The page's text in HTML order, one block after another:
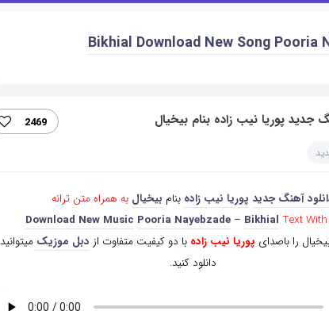
Bikhial Download New Song Pooria
جدید پوریا نیب زاده بنام بیخیال 2469
آهنگ جدید پوریا نیب زاده بنام بیخیال به همراه متن ترانه
Download New Music Pooria Nayebzade – Bikhial Text
را باصدای پوریا نیب زاده با دو کیفیت متفاوت از دبل موزیکمیتوانید
دانلود کنید.